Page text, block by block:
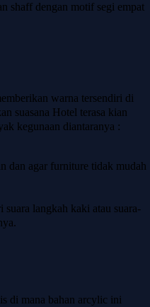
shaff dengan motif segi empat
warna tersendiri di
suasana Hotel terasa kian
kegunaan diantaranya :
dan agar furniture tidak mudah
langkah kaki atau suara-
di mana bahan arcylic ini